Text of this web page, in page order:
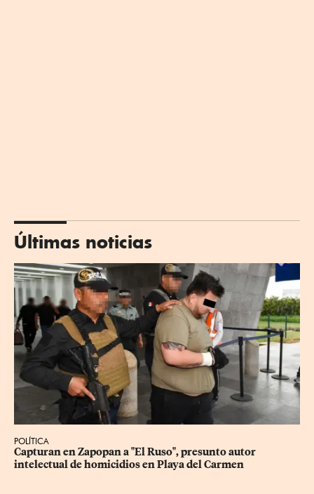
Últimas noticias
POLÍTICA
Capturan en Zapopan a "El Ruso", presunto autor
intelectual de homicidios en Playa del Carmen